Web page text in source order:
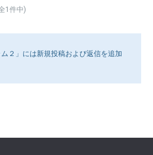
1件中)
２」には新規投稿および返信を追加